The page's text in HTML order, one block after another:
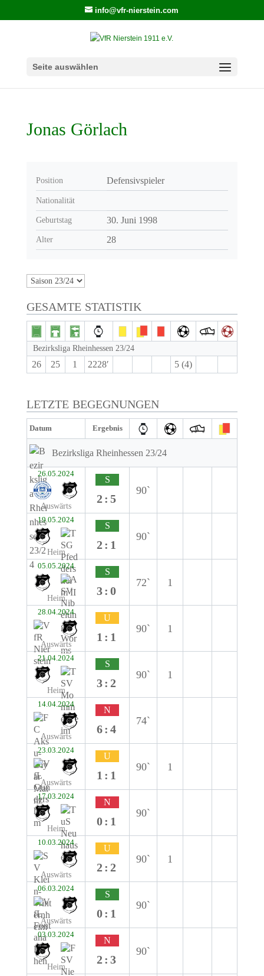
info@vfr-nierstein.com
Seite auswählen
Jonas Görlach
Position Defensivspieler
Nationalität
Geburtstag 30. Juni 1998
Alter 28
GESAMTE STATISTIK
Bezirksliga Rheinhessen 23/24
26 25 1 2228′ 5 (4)
LETZTE BEGEGNUNGEN
Datum Ergebnis
Bezirksliga Rheinhessen 23/24
26.05.2024
Auswärts
S
2:5
90`
19.05.2024
Heim
S
2:1
90`
05.05.2024
Heim
S
3:0
72` 1
28.04.2024
Auswärts
U
1:1
90` 1
21.04.2024
Heim
S
3:2
90` 1
14.04.2024
Auswärts
N
6:4
74`
23.03.2024
Auswärts
U
1:1
90` 1
17.03.2024
Heim
N
0:1
90`
10.03.2024
Auswärts
U
2:2
90` 1
06.03.2024
Auswärts
S
0:1
90`
03.03.2024
Heim
N
2:3
90`